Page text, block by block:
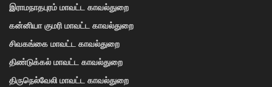
இராமநாதபுரம் மாவட்ட காவல்துறை
கன்னியா குமரி மாவட்ட காவல்துறை
சிவகங்கை மாவட்ட காவல்துறை
திண்டுக்கல் மாவட்ட காவல்துறை
திருநெல்வேலி மாவட்ட காவல்துறை